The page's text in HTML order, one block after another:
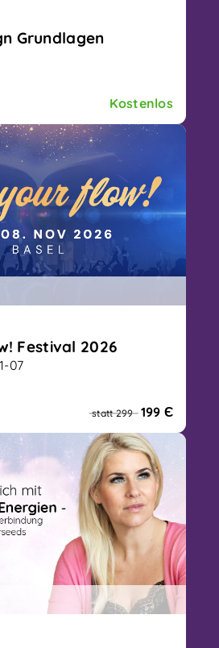
Grundlagen
Kostenlos
Festival 2026
07
statt 299 199 Є